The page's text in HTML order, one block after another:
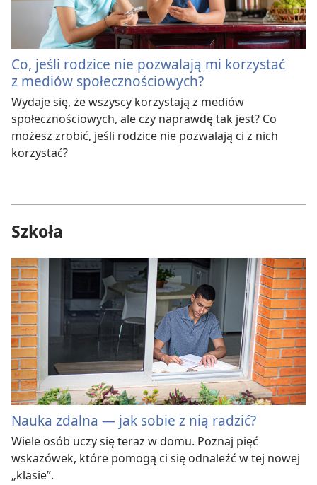
Co, jeśli rodzice nie pozwalają mi korzystać
z mediów społecznościowych?
Wydaje się, że wszyscy korzystają z mediów
społecznościowych, ale czy naprawdę tak jest? Co
możesz zrobić, jeśli rodzice nie pozwalają ci z nich
korzystać?
Szkoła
Nauka zdalna — jak sobie z nią radzić?
Wiele osób uczy się teraz w domu. Poznaj pięć
wskazówek, które pomogą ci się odnaleźć w tej nowej
„klasie”.